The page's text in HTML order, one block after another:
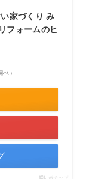
家づくり み
フォームのヒ
）
ポチップ